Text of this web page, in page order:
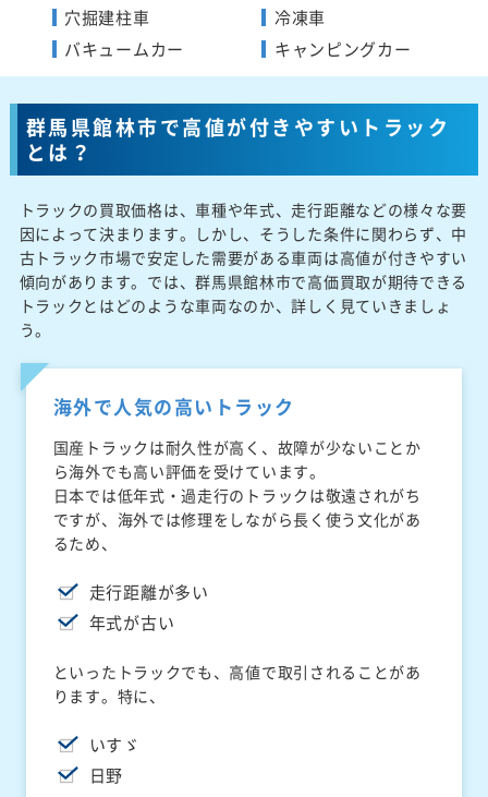
穴掘建柱車
バキュームカー
冷凍車
キャンピングカー
群馬県館林市で高値が付きやすいトラック
とは？
トラックの買取価格は、車種や年式、走行距離などの様々な要
因によって決まります。しかし、そうした条件に関わらず、中
古トラック市場で安定した需要がある車両は高値が付きやすい
傾向があります。では、群馬県館林市で高価買取が期待できる
トラックとはどのような車両なのか、詳しく見ていきましょ
う。
海外で人気の高いトラック
国産トラックは耐久性が高く、故障が少ないことか
ら海外でも高い評価を受けています。
日本では低年式・過走行のトラックは敬遠されがち
ですが、海外では修理をしながら長く使う文化があ
るため、
走行距離が多い
年式が古い
といったトラックでも、高値で取引されることがあ
ります。特に、
いすゞ
日野